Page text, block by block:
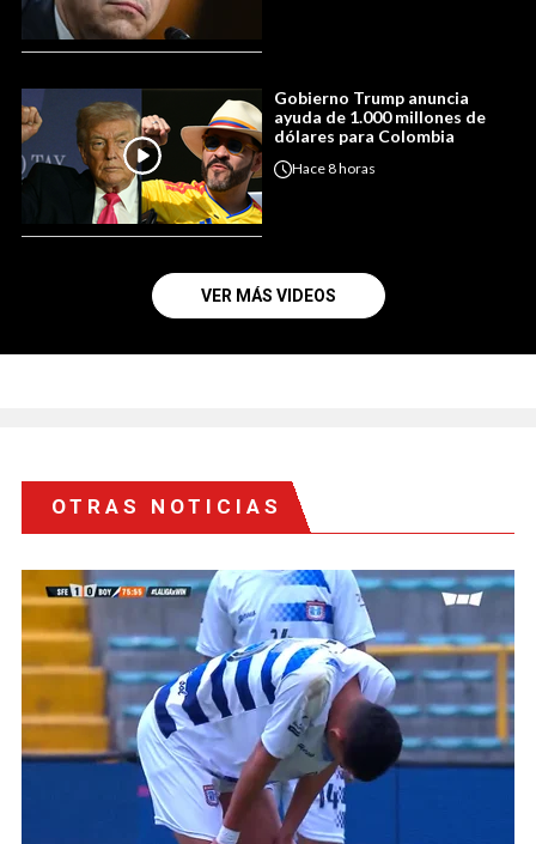
Gobierno Trump anuncia
ayuda de 1.000 millones de
dólares para Colombia
Hace8 horas
VER MÁS VIDEOS
OTRAS NOTICIAS